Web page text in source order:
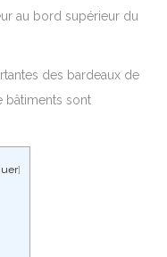
au bord supérieur du
des bardeaux de
bâtiments sont
]